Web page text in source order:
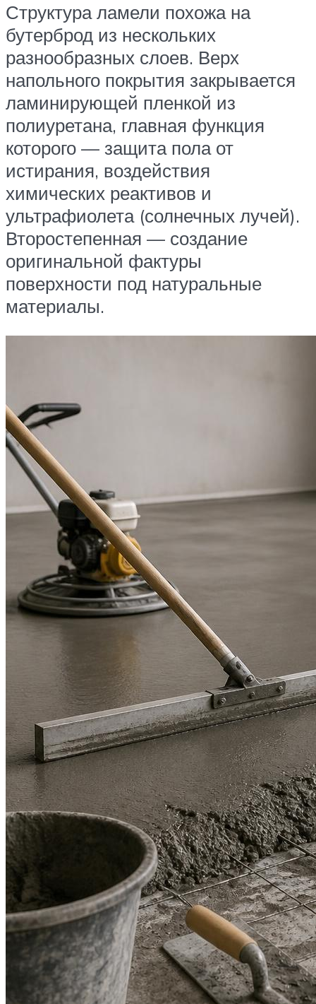
Структура ламели похожа на
бутерброд из нескольких
разнообразных слоев. Верх
напольного покрытия закрывается
ламинирующей пленкой из
полиуретана, главная функция
которого — защита пола от
истирания, воздействия
химических реактивов и
ультрафиолета (солнечных лучей).
Второстепенная — создание
оригинальной фактуры
поверхности под натуральные
материалы.